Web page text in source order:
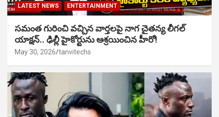
LATEST NEWS ENTERTAINMENT
సమంత గురించి వచ్చిన వార్తలపై నాగ చైతన్య లీగల్
యాక్షన్.. ఢిల్లీ హైకోర్టును ఆశ్రయించిన హీరో!
May 30, 2026 tanvitechs